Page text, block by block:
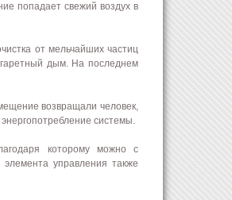
попадает свежий воздух в
от мельчайших частиц
дым. На последнем
возвращали человек,
системы.
которому можно с
управления также